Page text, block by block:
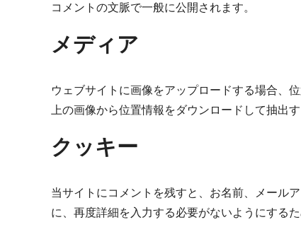
コメントの文脈で一般に公開されます。
メディア
ウェブサイトに画像をアップロードする場合、
上の画像から位置情報をダウンロードして抽出す
クッキー
当サイトにコメントを残すと、お名前、メール
に、再度詳細を入力する必要がないようにする